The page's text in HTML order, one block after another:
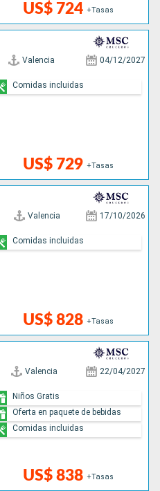
US$ 724 +Tasas
Valencia 04/12/2027
US$ 729 +Tasas
Comidas incluidas
Valencia 17/10/2026
US$ 828 +Tasas
Comidas incluidas
Valencia 22/04/2027
US$ 838 +Tasas
Niños Gratis
Oferta en paquete de bebidas
Comidas incluidas